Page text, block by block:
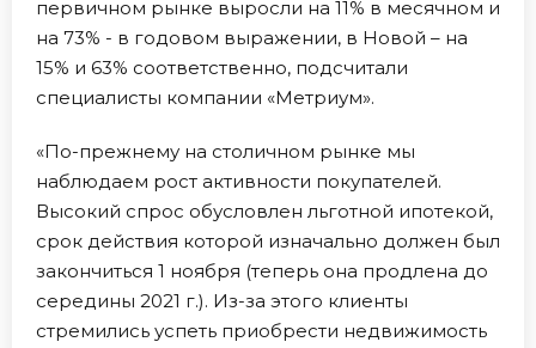
первичном рынке выросли на 11% в месячном и
на 73% - в годовом выражении, в Новой – на
15% и 63% соответственно, подсчитали
специалисты компании «Метриум».
«По-прежнему на столичном рынке мы
наблюдаем рост активности покупателей.
Высокий спрос обусловлен льготной ипотекой,
срок действия которой изначально должен был
закончиться 1 ноября (теперь она продлена до
середины 2021 г.). Из-за этого клиенты
стремились успеть приобрести недвижимость